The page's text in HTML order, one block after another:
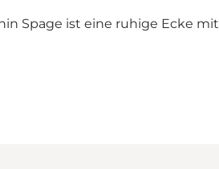
Spage ist eine ruhige Ecke